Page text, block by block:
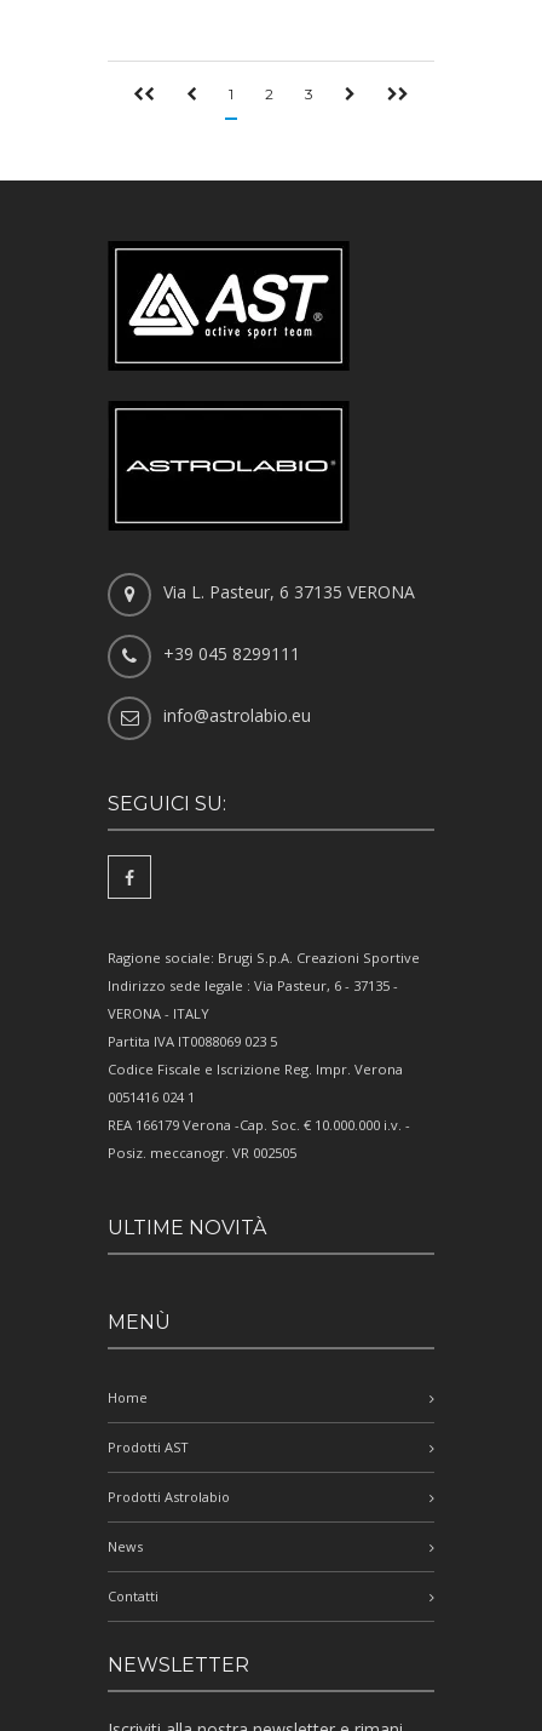
1 2 3
Via L. Pasteur, 6 37135 VERONA
+39 045 8299111
info@astrolabio.eu
SEGUICI SU:
Ragione sociale: Brugi S.p.A. Creazioni Sportive
Indirizzo sede legale : Via Pasteur, 6 - 37135 -
VERONA - ITALY
Partita IVA IT0088069 023 5
Codice Fiscale e Iscrizione Reg. Impr. Verona
0051416 024 1
REA 166179 Verona -Cap. Soc. € 10.000.000 i.v. -
Posiz. meccanogr. VR 002505
ULTIME NOVITÀ
MENÙ
Home
Prodotti AST
Prodotti Astrolabio
News
Contatti
NEWSLETTER